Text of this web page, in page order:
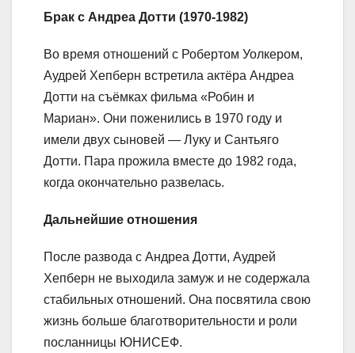
Брак с Андреа Дотти (1970-1982)
Во время отношений с Робертом Уолкером,
Аудрей Хепберн встретила актёра Андреа
Дотти на съёмках фильма «Робин и
Мариан». Они поженились в 1970 году и
имели двух сыновей — Луку и Сантьяго
Дотти. Пара прожила вместе до 1982 года,
когда окончательно развелась.
Дальнейшие отношения
После развода с Андреа Дотти, Аудрей
Хепберн не выходила замуж и не содержала
стабильных отношений. Она посвятила свою
жизнь больше благотворительности и роли
посланницы ЮНИСЕФ.